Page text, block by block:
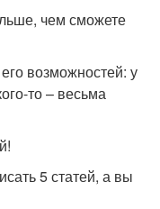
чем сможете
возможностей: у
то – весьма
5 статей, а вы